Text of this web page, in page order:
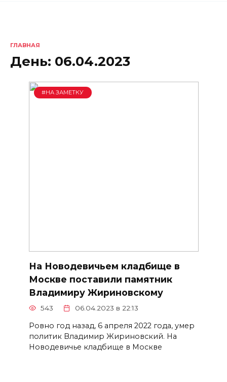
ГЛАВНАЯ
День: 06.04.2023
#НА ЗАМЕТКУ
На Новодевичьем кладбище в
Москве поставили памятник
Владимиру Жириновскому
543 06.04.2023 в 22:13
Ровно год назад, 6 апреля 2022 года, умер
политик Владимир Жириновский. На
Новодевичье кладбище в Москве